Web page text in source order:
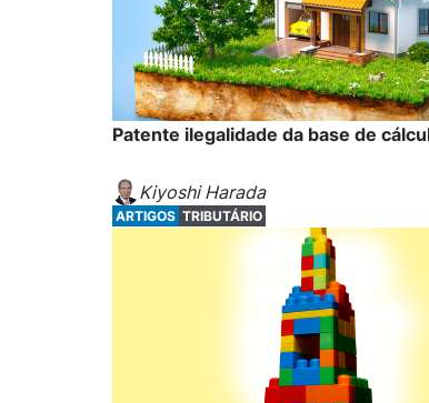
Patente ilegalidade da base de
Kiyoshi Harada
ARTIGOS TRIBUTÁRIO